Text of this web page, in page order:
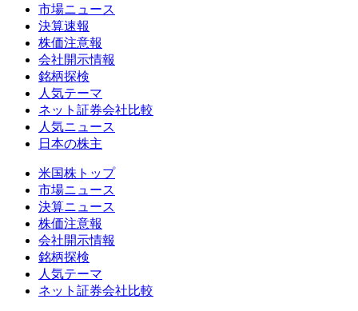
市場ニュース
決算速報
株価注意報
会社開示情報
銘柄探検
人気テーマ
ネット証券会社比較
人気ニュース
日本の株主
米国株トップ
市場ニュース
決算ニュース
株価注意報
会社開示情報
銘柄探検
人気テーマ
ネット証券会社比較